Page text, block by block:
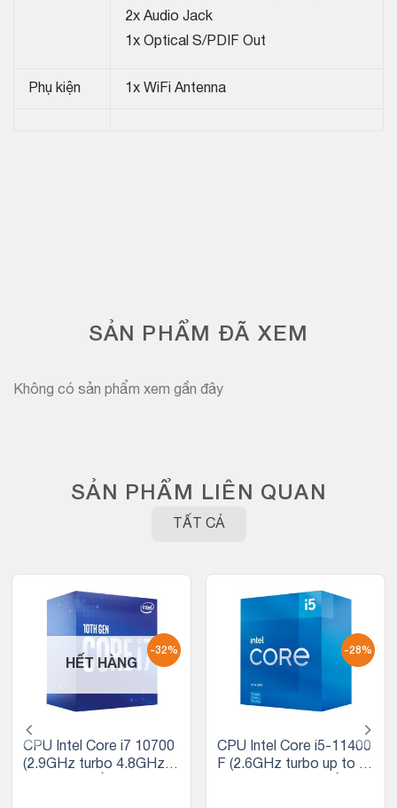
2x Audio Jack
1x Optical S/PDIF Out
Phụ kiện 1x WiFi Antenna
SẢN PHẨM ĐÃ XEM
Không có sản phẩm xem gần đây
SẢN PHẨM LIÊN QUAN
TẤT CẢ
-32%
HẾT HÀNG
CPU Intel Core i7 10700
(2.9GHz turbo 4.8GHz |
-28%
CPU Intel Core i5-11400
F (2.6GHz turbo up to 4.